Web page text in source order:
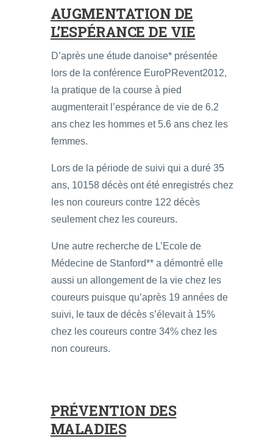
AUGMENTATION DE
L’ESPÉRANCE DE VIE
D’après une étude danoise* présentée
lors de la conférence EuroPRevent2012,
la pratique de la course à pied
augmenterait l’espérance de vie de 6.2
ans chez les hommes et 5.6 ans chez les
femmes.
Lors de la période de suivi qui a duré 35
ans, 10158 décès ont été enregistrés chez
les non coureurs contre 122 décès
seulement chez les coureurs.
Une autre recherche de L’Ecole de
Médecine de Stanford** a démontré elle
aussi un allongement de la vie chez les
coureurs puisque qu’après 19 années de
suivi, le taux de décès s’élevait à 15%
chez les coureurs contre 34% chez les
non coureurs.
PRÉVENTION DES
MALADIES